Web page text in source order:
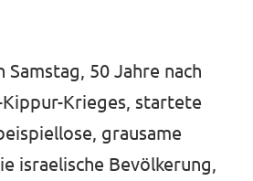
Samstag, 50 Jahre nach
Krieges, startete
grausame
israelische Bevölkerung,